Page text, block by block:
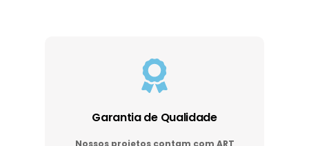
Garantia de Qualidade
Nossos projetos contam com ART